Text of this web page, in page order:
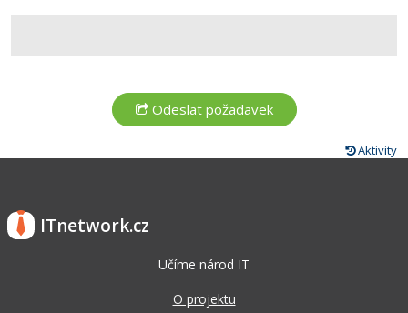
Aktivity
ITnetwork.cz
Učíme národ IT
O projektu